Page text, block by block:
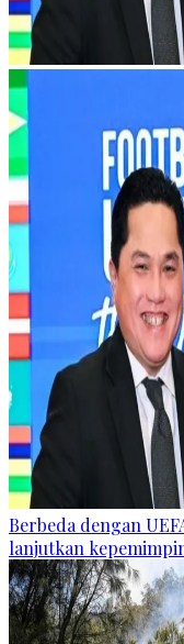
Berbeda dengan
lanjutkan